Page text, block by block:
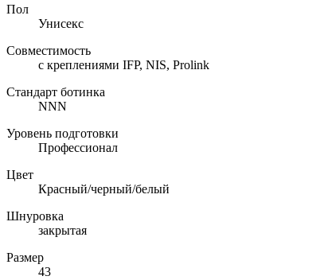
Пол
Унисекс
Совместимость
с креплениями IFP, NIS, Prolink
Стандарт ботинка
NNN
Уровень подготовки
Профессионал
Цвет
Красный/черный/белый
Шнуровка
закрытая
Размер
43